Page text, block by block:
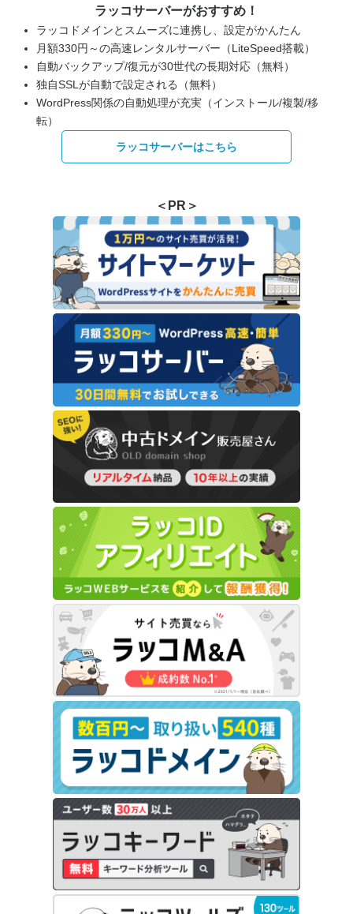
ラッコサーバーがおすすめ！
ラッコドメインとスムーズに連携し、設定がかんたん
月額330円～の高速レンタルサーバー（LiteSpeed搭載）
自動バックアップ/復元が30世代の長期対応（無料）
独自SSLが自動で設定される（無料）
WordPress関係の自動処理が充実（インストール/複製/移
転）
ラッコサーバーはこちら
＜PR＞